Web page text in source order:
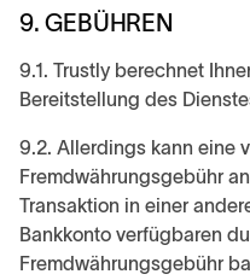
9. GEBÜHREN
9.1. Trustly berechnet
Bereitstellung des
9.2. Allerdings kann eine
Fremdwährungsgebühr
Transaktion in einer
Bankkonto verfügbaren
Fremdwährungsgebühr